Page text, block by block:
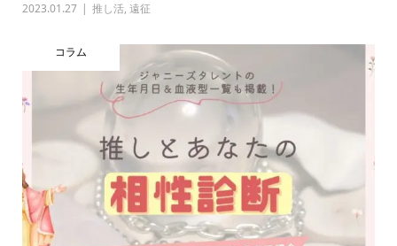
2023.01.27 推し活, 遠征
コラム